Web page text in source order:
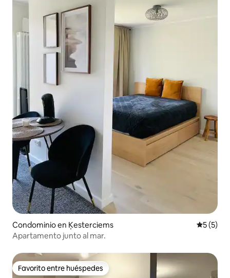
Condominio en Ķesterciems
5 (5)
Apartamento junto al mar.
Favorito entre huéspedes
Favorito entre huéspedes